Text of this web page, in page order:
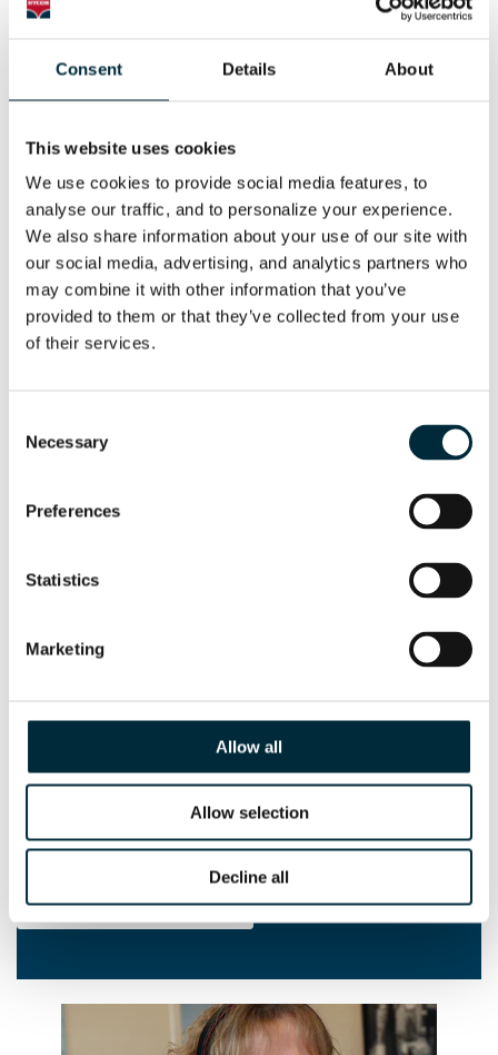
Consent Details About
This website uses cookies
We use cookies to provide social media features, to
analyse our traffic, and to personalize your experience.
We also share information about your use of our site with
our social media, advertising, and analytics partners who
may combine it with other information that you’ve
provided to them or that they’ve collected from your use
of their services.
Selection
Necessary
Preferences
Statistics
Marketing
Allow all
Allow selection
Decline all
Hincapostes con control remoto.
Leer más
Vallado
Con el hincapostes HYCON HPD. Leer más
Contacte con nosotros